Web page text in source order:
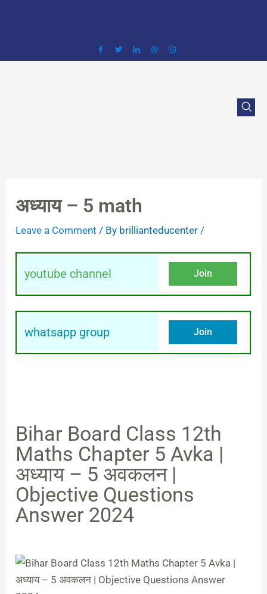
अध्याय – 5 math
Leave a Comment / By brillianteducenter /
youtube channel Join
whatsapp group Join
Bihar Board Class 12th
Maths Chapter 5 Avka |
अध्याय – 5 अवकलन |
Objective Questions
Answer 2024